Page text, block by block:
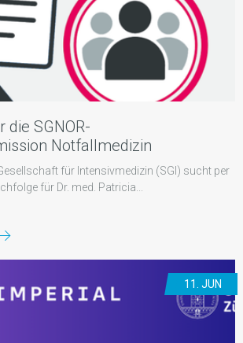
SGNOR-
Notfallmedizin
für Intensivmedizin (SGI) sucht per
für Dr. med. Patricia...
11. JUN